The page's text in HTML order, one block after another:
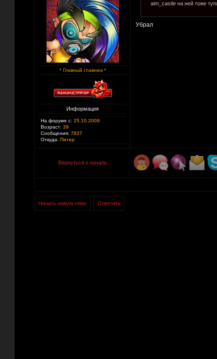
* Главный главнюк *
Информация
На форуме с: 25.10.2009
Возраст: 39
Сообщения: 7837
Откуда: Питер
aim_castle на ней тоже
Убрал
Вернуться к началу
Начать новую тему Ответить